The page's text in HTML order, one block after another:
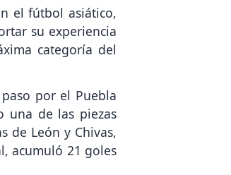
el fútbol asiático,
su experiencia
categoría del
por el Puebla
una de las piezas
de León y Chivas,
acumuló 21 goles